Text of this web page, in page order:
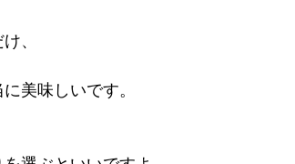
、
美味しいです。